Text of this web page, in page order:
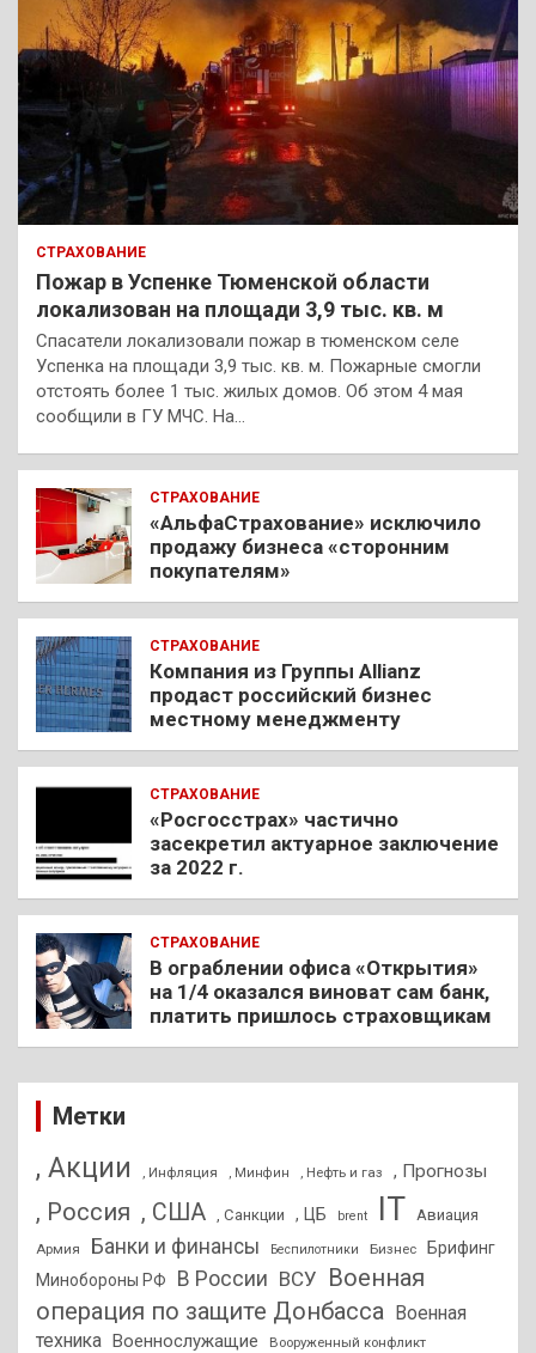
СТРАХОВАНИЕ
Пожар в Успенке Тюменской области
локализован на площади 3,9 тыс. кв. м
Спасатели локализовали пожар в тюменском селе
Успенка на площади 3,9 тыс. кв. м. Пожарные смогли
отстоять более 1 тыс. жилых домов. Об этом 4 мая
сообщили в ГУ МЧС. На…
СТРАХОВАНИЕ
«АльфаСтрахование» исключило
продажу бизнеса «сторонним
покупателям»
СТРАХОВАНИЕ
Компания из Группы Allianz
продаст российский бизнес
местному менеджменту
СТРАХОВАНИЕ
«Росгосстрах» частично
засекретил актуарное заключение
за 2022 г.
СТРАХОВАНИЕ
В ограблении офиса «Открытия»
на 1/4 оказался виноват сам банк,
платить пришлось страховщикам
Метки
, Акции , Инфляция , Минфин , Нефть и газ , Прогнозы
, Россия , США , Санкции , ЦБ brent IT Авиация
Армия Банки и финансы Беспилотники Бизнес
Брифинг
Минобороны РФ
В России ВСУ Военная
операция по защите Донбасса Военная
техника Военнослужащие Вооруженный конфликт